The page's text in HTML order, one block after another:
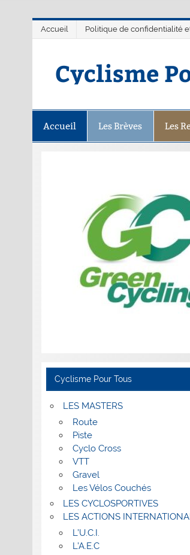
Accueil Politique de confidentialité
Cyclisme
Accueil Les Brèves Les
Cyclisme Pour Tous
LES MASTERS
Route
Piste
Cyclo Cross
VTT
Gravel
Les Vélos Couchés
LES CYCLOSPORTIVES
LES ACTIONS
L’U.C.I.
L’A.E.C